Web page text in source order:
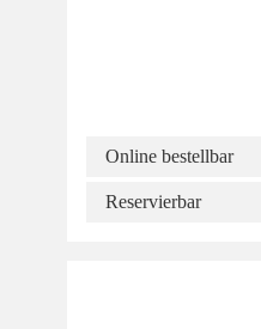
Online bestellbar
Reservierbar